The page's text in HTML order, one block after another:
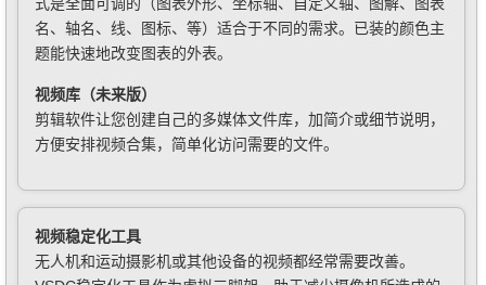
名、轴名、线、图标、等）适合于不同的需求。已装的颜色主
题能快速地改变图表的外表。
视频库（未来版）
剪辑软件让您创建自己的多媒体文件库，加简介或细节说明，
方便安排视频合集，简单化访问需要的文件。
视频稳定化工具
无人机和运动摄影机或其他设备的视频都经常需要改善。